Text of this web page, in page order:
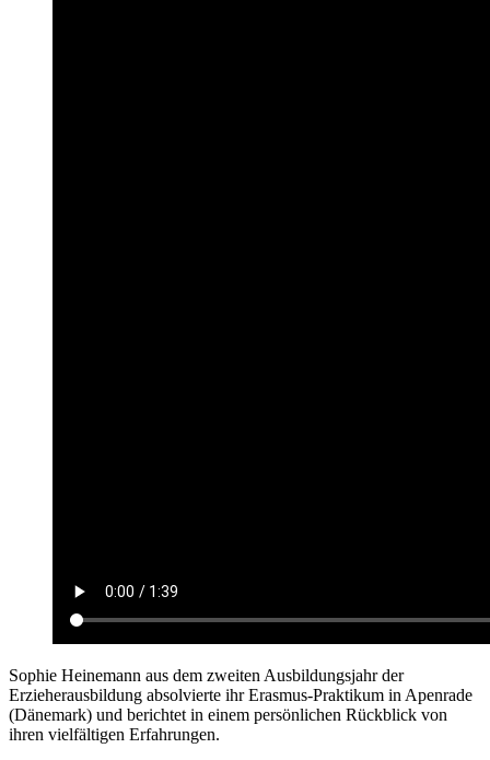
Sophie Heinemann aus dem zweiten Ausbildungsjahr der
Erzieherausbildung absolvierte ihr Erasmus-Praktikum in Apenrade
(Dänemark) und berichtet in einem persönlichen Rückblick von
ihren vielfältigen Erfahrungen.